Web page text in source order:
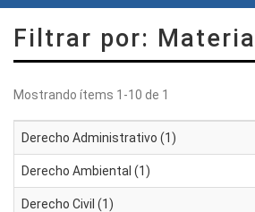
Filtrar por: Materia
Mostrando ítems 1-10 de 1
Derecho Administrativo (1)
Derecho Ambiental (1)
Derecho Civil (1)